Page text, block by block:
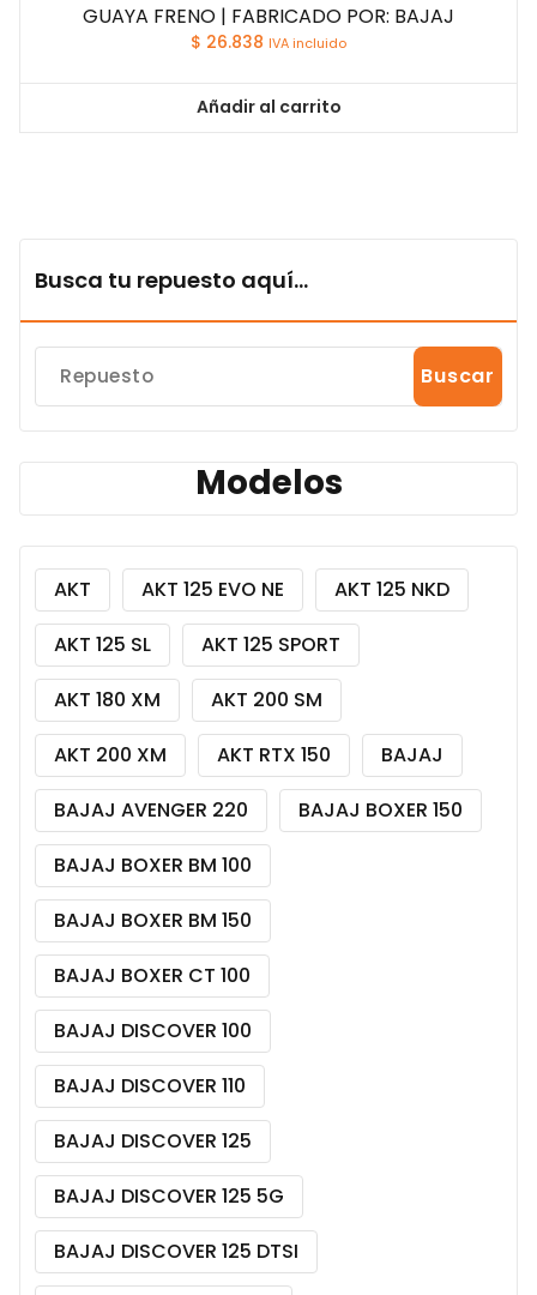
GUAYA FRENO | FABRICADO POR: BAJAJ
$ 26.838 IVA incluido
Añadir al carrito
Busca tu repuesto aquí...
Buscar
Modelos
AKT AKT 125 EVO NE
AKT 125 NKD
AKT 125 SL
AKT 125 SPORT
AKT 180 XM
AKT 200 SM
AKT 200 XM
AKT RTX 150
BAJAJ
BAJAJ AVENGER 220
BAJAJ BOXER 150
BAJAJ BOXER BM 100
BAJAJ BOXER BM 150
BAJAJ BOXER CT 100
BAJAJ DISCOVER 100
BAJAJ DISCOVER 110
BAJAJ DISCOVER 125
BAJAJ DISCOVER 125 5G
BAJAJ DISCOVER 125 DTSI